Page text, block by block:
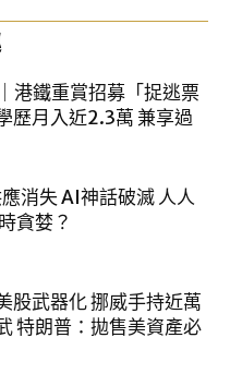
港鐵重賞招募「捉逃票
歷月入近2.3萬 兼享過
消失 AI神話破滅 人人
貪婪？
股武器化 挪威手持近萬
特朗普：拋售美資產必